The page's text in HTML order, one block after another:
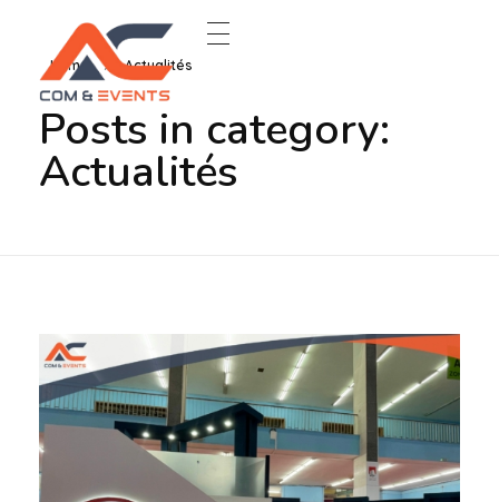
Home Actualités
Posts in category:
Actualités